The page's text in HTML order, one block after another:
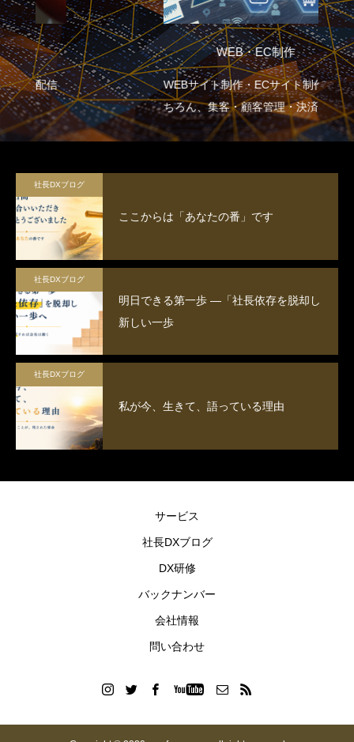
WEB・EC制作
WEBサイト制作・ECサイト制作はも
ちろん、集客・顧客管理・決済管
理・在庫管理など企業の生産性向上
社長DXブログ
ここからは「あなたの番」です
社長DXブログ
明日できる第一歩 ―「社長依存を脱却し
新しい一歩
社長DXブログ
私が今、生きて、語っている理由
サービス
社長DXブログ
DX研修
バックナンバー
会社情報
問い合わせ